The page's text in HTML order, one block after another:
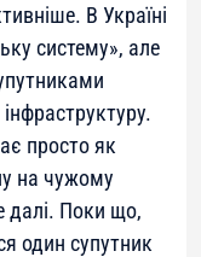
В Україні
систему», але
просто як
на чужому
далі. Поки що,
один супутник